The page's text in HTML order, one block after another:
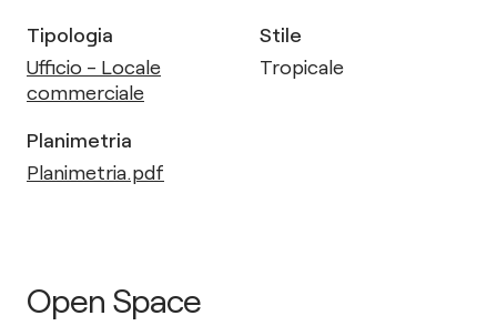
Tipologia
Ufficio - Locale
commerciale
Stile
Tropicale
Planimetria
Planimetria.pdf
Open Space